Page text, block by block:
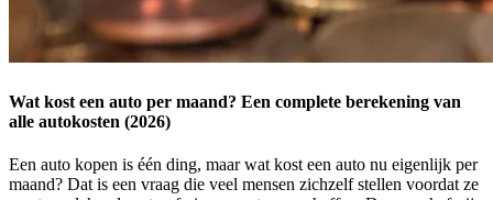
Wat kost een auto per maand? Een complete berekening van
alle autokosten (2026)
Een auto kopen is één ding, maar wat kost een auto nu eigenlijk per
maand? Dat is een vraag die veel mensen zichzelf stellen voordat ze